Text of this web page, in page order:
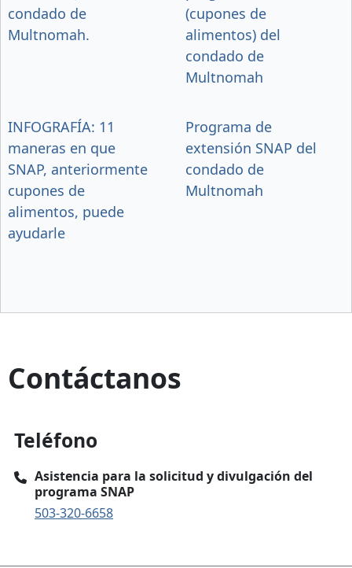
condado de
Multnomah.
(cupones de
alimentos) del
condado de
Multnomah
INFOGRAFÍA: 11
maneras en que
SNAP, anteriormente
cupones de
alimentos, puede
ayudarle
Programa de
extensión SNAP del
condado de
Multnomah
Contáctanos
Teléfono
Asistencia para la solicitud y divulgación del
programa SNAP
503-320-6658